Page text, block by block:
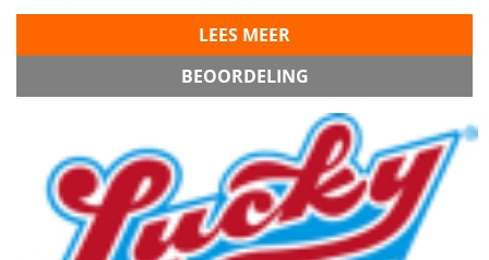
LEES MEER
BEOORDELING